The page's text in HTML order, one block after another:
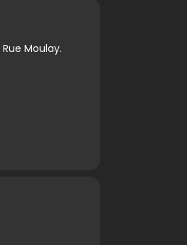
Rue Moulay.